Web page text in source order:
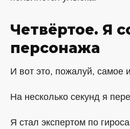
Четвёртое. Я
персонажа
И вот это, пожалуй, самое
На несколько секунд я
Я стал экспертом по